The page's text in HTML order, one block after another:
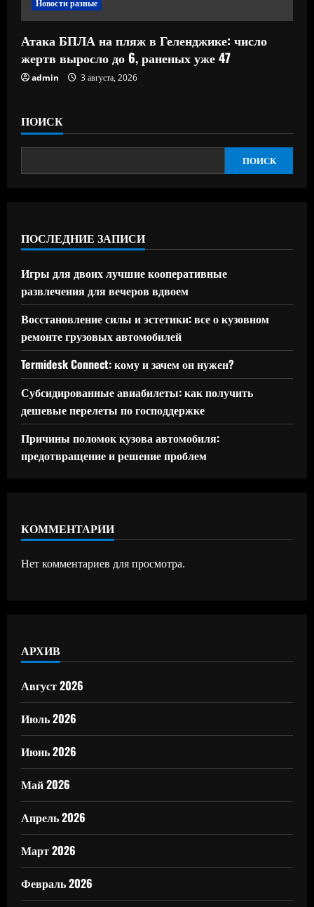
Новости разные
Атака БПЛА на пляж в Геленджике: число
жертв выросло до 6, раненых уже 47
admin 3 августа, 2026
ПОИСК
ПОИСК
ПОСЛЕДНИЕ ЗАПИСИ
Игры для двоих лучшие кооперативные
развлечения для вечеров вдвоем
Восстановление силы и эстетики: все о кузовном
ремонте грузовых автомобилей
Termidesk Connect: кому и зачем он нужен?
Субсидированные авиабилеты: как получить
дешевые перелеты по господдержке
Причины поломок кузова автомобиля:
предотвращение и решение проблем
КОММЕНТАРИИ
Нет комментариев для просмотра.
АРХИВ
Август 2026
Июль 2026
Июнь 2026
Май 2026
Апрель 2026
Март 2026
Февраль 2026